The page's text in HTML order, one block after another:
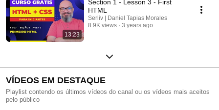
13:23
Section 1 - Lesson 3 - First
HTML
Serliv | Daniel Tapias Morales
8.9K views
3 years ago
VÍDEOS EM DESTAQUE
Playlist contendo os últimos vídeos do canal ou os vídeos mais aceitos
pelo público